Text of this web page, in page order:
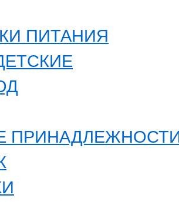
ПИТАНИЯ